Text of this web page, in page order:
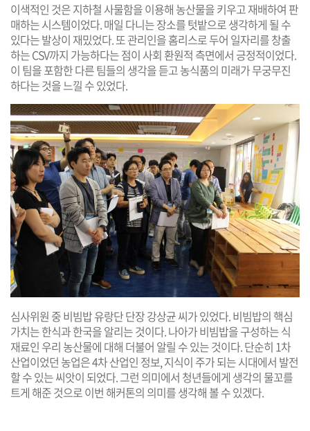
이색적인 것은 지하철 사물함을 이용해 농산물을 키우고 재배하여 판
매하는 시스템이었다. 매일 다니는 장소를 텃밭으로 생각하게 될 수
있다는 발상이 재밌었다. 또 관리인을 홈리스로 두어 일자리를 창출
하는 CSV까지 가능하다는 점이 사회 환원적 측면에서 긍정적이었다.
이 팀을 포함한 다른 팀들의 생각을 듣고 농식품의 미래가 무궁무진
하다는 것을 느낄 수 있었다.
심사위원 중 비빔밥 유랑단 단장 강상균 씨가 있었다. 비빔밥의 핵심
가치는 한식과 한국을 알리는 것이다. 나아가 비빔밥을 구성하는 식
재료인 우리 농산물에 대해 더불어 알릴 수 있는 것이다. 단순히 1차
산업이었던 농업은 4차 산업인 정보, 지식이 주가 되는 시대에서 발전
할 수 있는 씨앗이 되었다. 그런 의미에서 청년들에게 생각의 물꼬를
트게 해준 것으로 이번 해커톤의 의미를 생각해 볼 수 있겠다.